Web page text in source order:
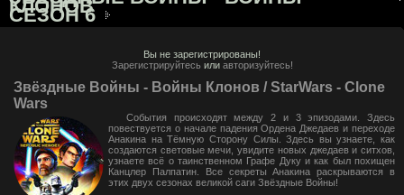
КЛОНОВ
СЕЗОН 6
Вы не зарегистрированы!
Зарегистрируйтесьили авторизуйтесь!
Звёздные Войны - Войны Клонов / StarWars - Clone
Wars
События происходят между 2 и 3 эпизодами. Здесь
повествуется о начале падения Ордена Джедаев и переходе
Анакина на Тёмную Сторону Силы. Здесь вы узнаете, как
создаются световые мечи, увидите новых джедаев и ситхов,
узнаете всё о таинственном Графе Дуку и как был похищен
Канцлер Палпатин. Все секреты Анакина раскрываются в
этих двух сезонах великой саги Звёздные Войны!